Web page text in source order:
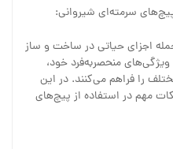
سرمته‌ای شیروانی:
اجزای حیاتی در ساخت و ساز
منحصربه‌فرد خود،
را فراهم می‌کنند. در این
مهم در استفاده از پیچ‌های